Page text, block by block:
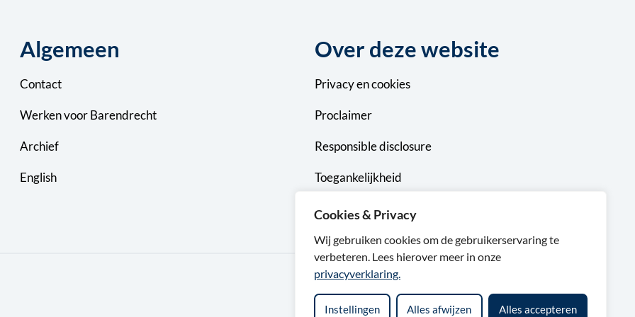
Cookies & Privacy
Wij gebruiken cookies om de gebruikerservaring te
verbeteren. Lees hierover meer in onze
privacyverklaring.
Instellingen Alles afwijzen Alles accepteren
Algemeen
Contact
Werken voor Barendrecht
Archief
English
Over deze website
Privacyencookies
Proclaimer
Responsible disclosure
Toegankelijkheid
Sitemap